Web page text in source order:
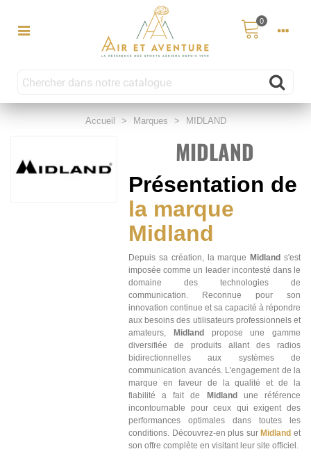
0
Accueil > Marques > MIDLAND
MIDLAND
Présentation de
la marque
Midland
Depuis sa création, la marque Midland s'est
imposée comme un leader incontesté dans le
domaine des technologies de
communication. Reconnue pour son
innovation continue et sa capacité à répondre
aux besoins des utilisateurs professionnels et
amateurs,
Midland
propose une gamme
diversifiée de produits allant des radios
bidirectionnelles aux systèmes de
communication avancés. L'engagement de la
marque en faveur de la qualité et de la
fiabilité a fait de
Midland
une référence
incontournable pour ceux qui exigent des
performances optimales dans toutes les
conditions. Découvrez-en plus sur Midland et
son offre complète en visitant leur site officiel.